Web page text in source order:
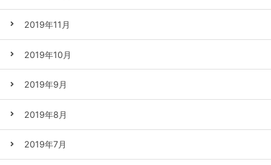
2019年11月
2019年10月
2019年9月
2019年8月
2019年7月